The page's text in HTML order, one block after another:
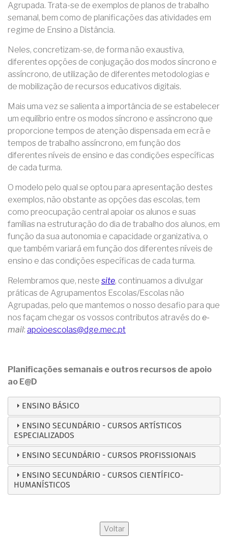
Agrupada. Trata-se de exemplos de planos de trabalho
semanal, bem como de planificações das atividades em
regime de Ensino a Distância.
Neles, concretizam-se, de forma não exaustiva,
diferentes opções de conjugação dos modos síncrono e
assíncrono, de utilização de diferentes metodologias e
de mobilização de recursos educativos digitais.
Mais uma vez se salienta a importância de se estabelecer
um equilíbrio entre os modos síncrono e assíncrono que
proporcione tempos de atenção dispensada em ecrã e
tempos de trabalho assíncrono, em função dos
diferentes níveis de ensino e das condições específicas
de cada turma.
O modelo pelo qual se optou para apresentação destes
exemplos, não obstante as opções das escolas, tem
como preocupação central apoiar os alunos e suas
famílias na estruturação do dia de trabalho dos alunos, em
função da sua autonomia e capacidade organizativa, o
que também variará em função dos diferentes níveis de
ensino e das condições específicas de cada turma.
Relembramos que, neste site, continuamos a divulgar
práticas de Agrupamentos Escolas/Escolas não
Agrupadas, pelo que mantemos o nosso desafio para que
nos façam chegar os vossos contributos através do e-
mail: apoioescolas@dge.mec.pt
Planificações semanais e outros recursos de apoio
ao E@D
ENSINO BÁSICO
ENSINO SECUNDÁRIO - CURSOS ARTÍSTICOS
ESPECIALIZADOS
ENSINO SECUNDÁRIO - CURSOS PROFISSIONAIS
ENSINO SECUNDÁRIO - CURSOS CIENTÍFICO-
HUMANÍSTICOS
Voltar